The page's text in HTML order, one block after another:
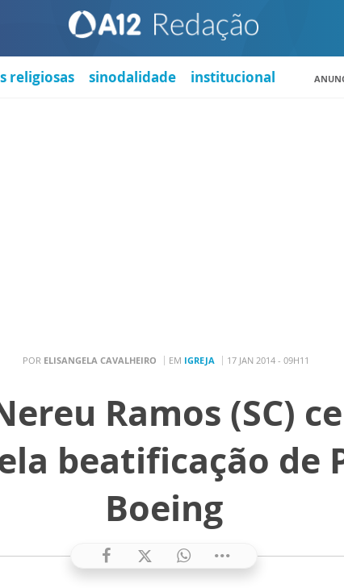
religiosas sinodalidade institucional
POR ELISANGELA CAVALHEIRO EM IGREJA 17 JAN 2014 - 09H11
Ramos (SC)
beatificação de
Boeing